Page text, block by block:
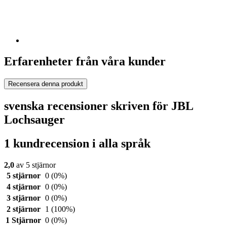
Erfarenheter från våra kunder
Recensera denna produkt
svenska recensioner skriven för JBL
Lochsauger
1 kundrecension i alla språk
2,0 av 5 stjärnor
5 stjärnor 0 (0%)
4 stjärnor 0 (0%)
3 stjärnor 0 (0%)
2 stjärnor
1 (100%)
1 Stjärnor 0 (0%)